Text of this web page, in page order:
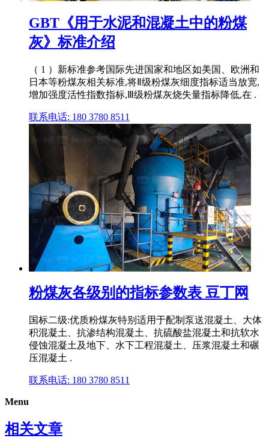
GBT《用于水泥和混凝土中的粉煤
灰》标准介绍
（ 1 ）新标准参考国际先进国家和地区如美国、欧洲和
日本等粉煤灰相关标准,将Ⅱ级粉煤灰细度指标适当放宽,
增加强度活性指数指标,Ⅲ级粉煤灰烧失量指标降低,在 .
联系电话: 180 3780 8511
粉煤灰各级别的指标参数表 豆丁网
国标二级:优质粉煤灰特别适用于配制泵送混凝土、大体
积混凝土、抗渗结构混凝土、抗硫酸盐混凝土和抗软水
侵蚀混凝土及地下、水下工程混凝土、压浆混凝土和碾
压混凝土 .
联系电话: 180 3780 8511
Menu
相关文章